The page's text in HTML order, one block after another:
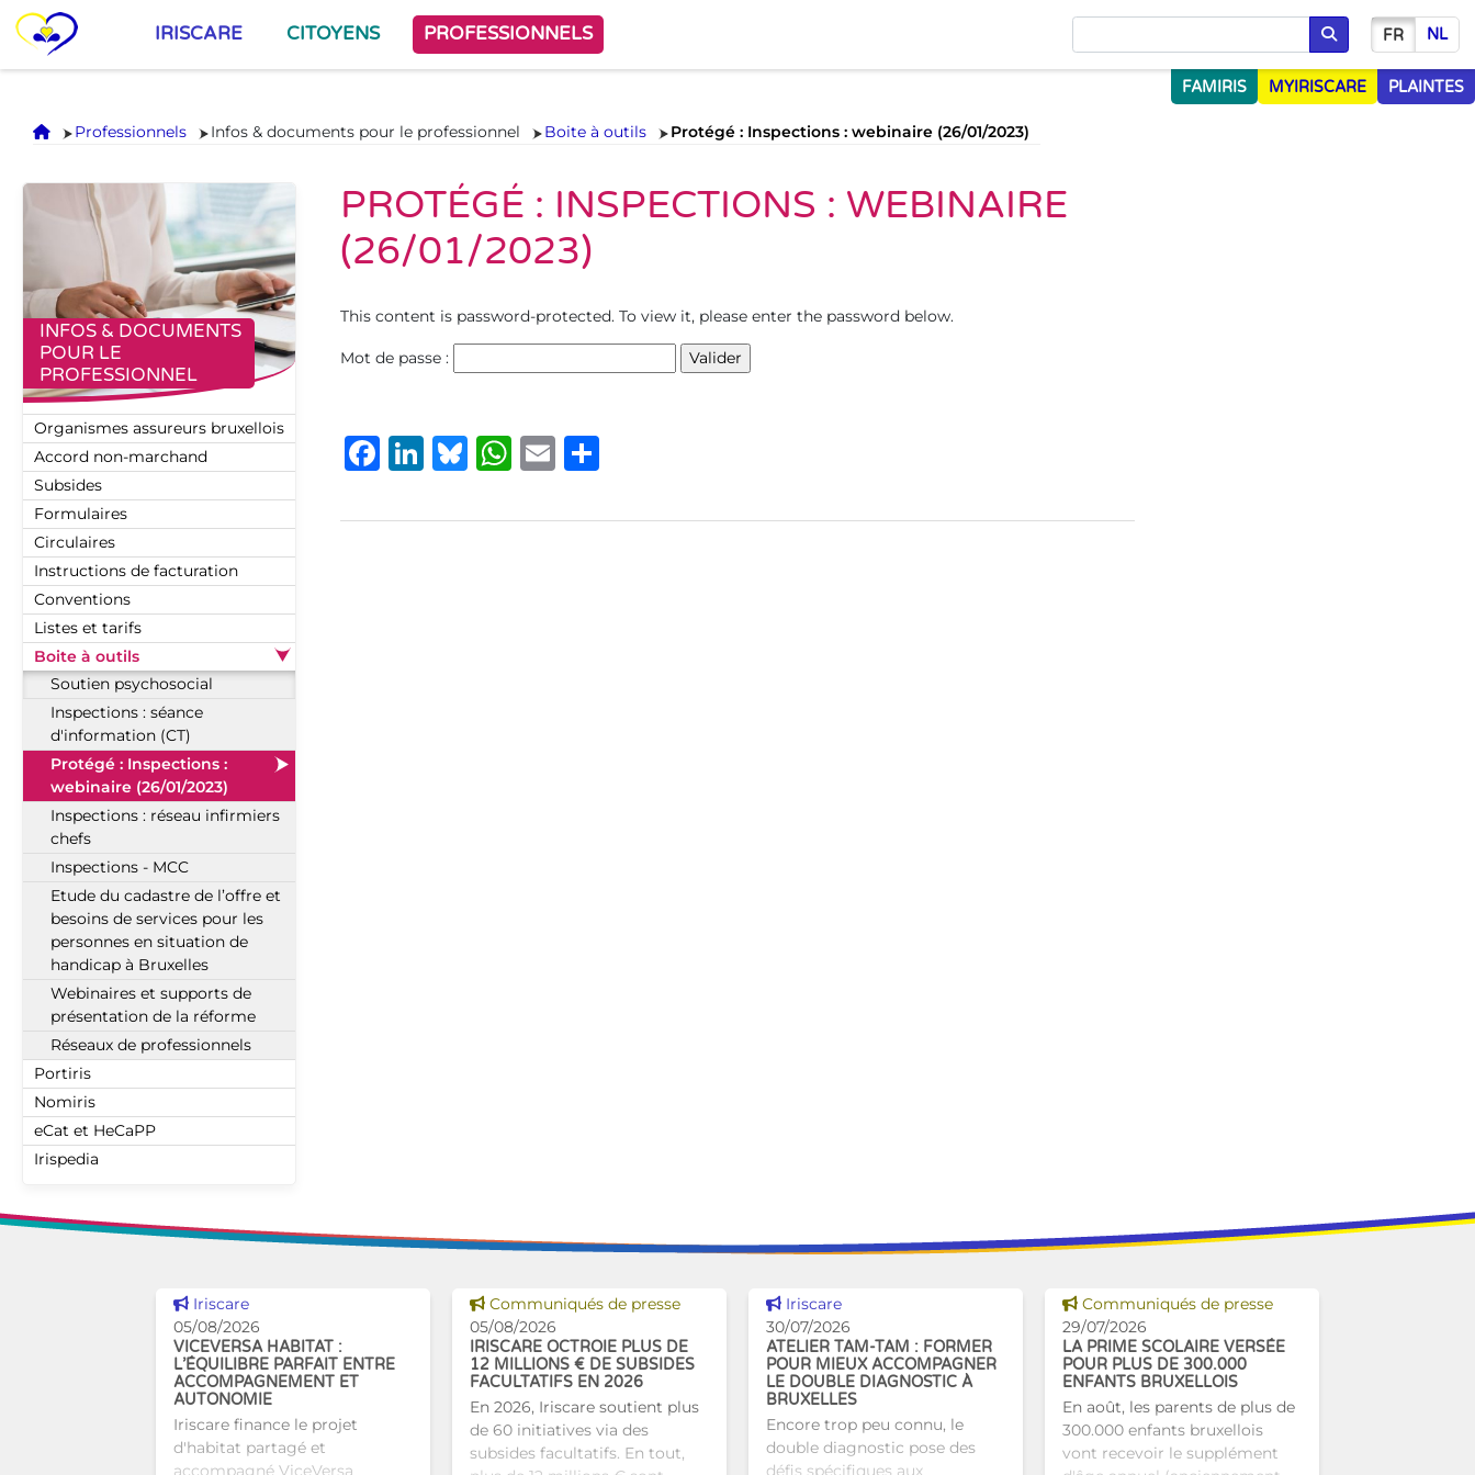
IRISCARE CITOYENS PROFESSIONNELS
Chercher
FR NL
FAMIRIS MYIRISCARE PLAINTES
AccueilProfessionnels Infos & documents pour le professionnel Boite à outils Protégé : Inspections : webinaire (26/01/2023)
INFOS & DOCUMENTS
POUR LE
PROFESSIONNEL
Organismes assureurs bruxellois
Accord non-marchand
Subsides
Formulaires
Circulaires
Instructions de facturation
Conventions
Listes et tarifs
Boite à outils
Soutien psychosocial
Inspections : séance
d'information (CT)
Protégé : Inspections :
webinaire (26/01/2023)
Inspections : réseau infirmiers
chefs
Inspections - MCC
Etude du cadastre de l’offre et
besoins de services pour les
personnes en situation de
handicap à Bruxelles
Webinaires et supports de
présentation de la réforme
Réseaux de professionnels
Portiris
Nomiris
eCat et HeCaPP
Irispedia
PROTÉGÉ : INSPECTIONS : WEBINAIRE
(26/01/2023)
This content is password-protected. To view it, please enter the password below.
Mot de passe :
Facebook
LinkedIn
Bluesky
WhatsApp
Email
Voir cette news
Iriscare
05/08/2026
VICEVERSA HABITAT :
L’ÉQUILIBRE PARFAIT ENTRE
ACCOMPAGNEMENT ET
AUTONOMIE
Iriscare finance le projet
d'habitat partagé et
accompagné ViceVersa
Voir cette news
Communiqués de presse
05/08/2026
IRISCARE OCTROIE PLUS DE
12 MILLIONS € DE SUBSIDES
FACULTATIFS EN 2026
En 2026, Iriscare soutient plus
de 60 initiatives via des
subsides facultatifs. En tout,
Voir cette news
Iriscare
30/07/2026
ATELIER TAM-TAM : FORMER
POUR MIEUX ACCOMPAGNER
LE DOUBLE DIAGNOSTIC À
BRUXELLES
Encore trop peu connu, le
double diagnostic pose des
défis spécifiques aux
Voir cette news
Communiqués de presse
29/07/2026
LA PRIME SCOLAIRE VERSÉE
POUR PLUS DE 300.000
ENFANTS BRUXELLOIS
En août, les parents de plus de
300.000 enfants bruxellois
vont recevoir le supplément